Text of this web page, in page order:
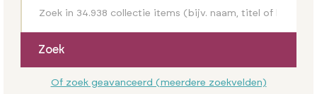
Zoek
Of zoek geavanceerd (meerdere zoekvelden)